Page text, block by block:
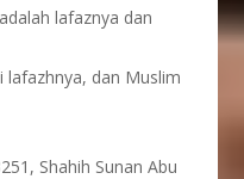
lafaznya dan
lafazhnya, dan Muslim
Shahih Sunan Abu